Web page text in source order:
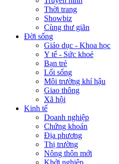
Thời trang
Showbiz
Cùng thư giãn
Đời sống
Giáo dục - Khoa học
Y tế - Sức khoẻ
Bạn trẻ
Lối sống
Môi trường khí hậu
Giao thông
Xã hội
Kinh tế
Doanh nghiệp
Chứng khoán
Địa phương
Thị trường
Nông thôn mới
Khởi nghiệp